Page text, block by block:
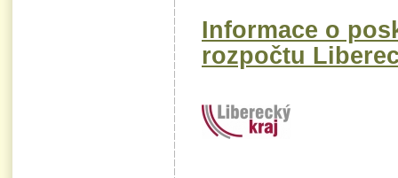
Informace o
rozpočtu